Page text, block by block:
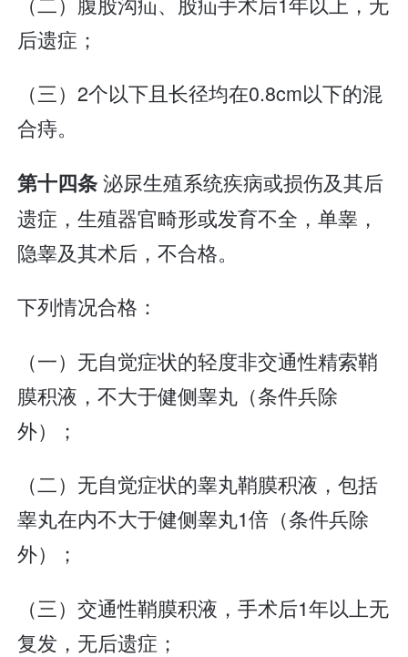
后遗症；
（三）2个以下且长径均在0.8cm以下的混
合痔。
第十四条泌尿生殖系统疾病或损伤及其后
遗症，生殖器官畸形或发育不全，单睾，
隐睾及其术后，不合格。
下列情况合格：
（一）无自觉症状的轻度非交通性精索鞘
膜积液，不大于健侧睾丸（条件兵除
外）；
（二）无自觉症状的睾丸鞘膜积液，包括
睾丸在内不大于健侧睾丸1倍（条件兵除
外）；
（三）交通性鞘膜积液，手术后1年以上无
复发，无后遗症；